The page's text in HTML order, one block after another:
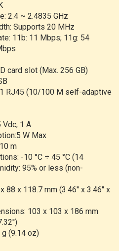
2.4 ~ 2.4835 GHz
Supports 20 MHz
11b: 11 Mbps; 11g: 54
card slot (Max. 256 GB)
RJ45 (10/100 M self-adaptive
Vdc, 1 A
W Max
m
-10 °C ÷ 45 °C (14
95% or less (non-
88 x 118.7 mm (3.46'' x 3.46'' x
103 x 103 x 186 mm
g (9.14 oz)